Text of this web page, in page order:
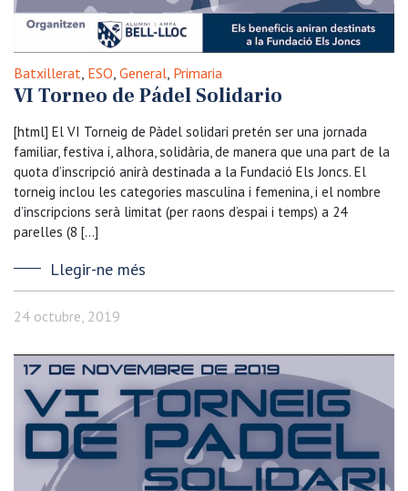
Batxillerat, ESO, General, Primaria
VI Torneo de Pádel Solidario
[html] El VI Torneig de Pàdel solidari pretén ser una jornada
familiar, festiva i, alhora, solidària, de manera que una part de la
quota d’inscripció anirà destinada a la Fundació Els Joncs. El
torneig inclou les categories masculina i femenina, i el nombre
d’inscripcions serà limitat (per raons d’espai i temps) a 24
parelles (8 […]
Llegir-ne més
24 octubre, 2019